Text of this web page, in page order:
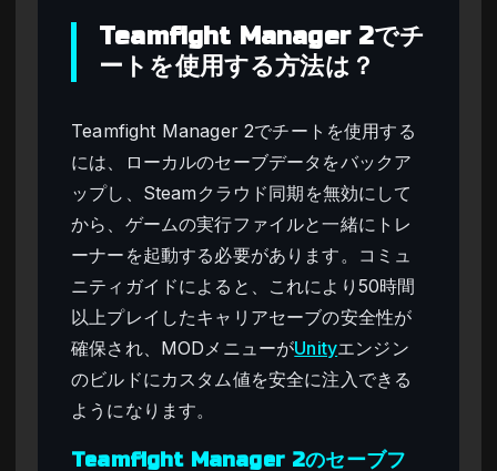
Teamfight Manager 2でチ
ートを使用する方法は？
Teamfight Manager 2でチートを使用する
には、ローカルのセーブデータをバックア
ップし、Steamクラウド同期を無効にして
から、ゲームの実行ファイルと一緒にトレ
ーナーを起動する必要があります。コミュ
ニティガイドによると、これにより50時間
以上プレイしたキャリアセーブの安全性が
確保され、MODメニューがUnityエンジン
のビルドにカスタム値を安全に注入できる
ようになります。
Teamfight Manager 2のセーブフ